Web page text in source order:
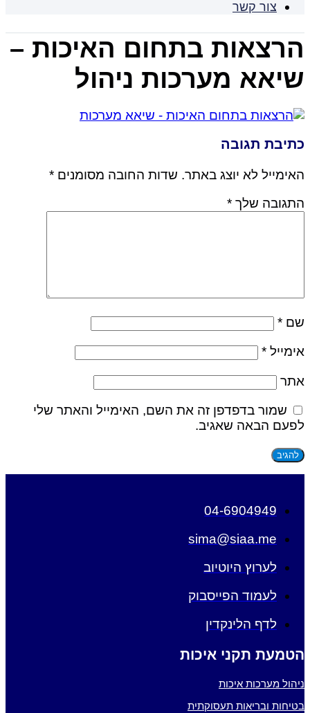
צור קשר
הרצאות בתחום האיכות –
שיאא מערכות ניהול
כתיבת תגובה
האימייל לא יוצג באתר. שדות החובה מסומנים *
התגובה שלך *
שם *
אימייל *
אתר
שמור בדפדפן זה את השם, האימייל והאתר שלי
לפעם הבאה שאגיב.
04-6904949
sima@siaa.me
לערוץ היוטיוב
לעמוד הפייסבוק
לדף הלינקדין
הטמעת תקני איכות
ניהול מערכות איכות
בטיחות ובריאות תעסוקתית